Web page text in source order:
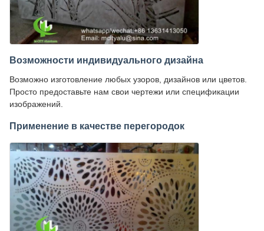
Возможности индивидуального дизайна
Возможно изготовление любых узоров, дизайнов или цветов.
Просто предоставьте нам свои чертежи или спецификации
изображений.
Применение в качестве перегородок